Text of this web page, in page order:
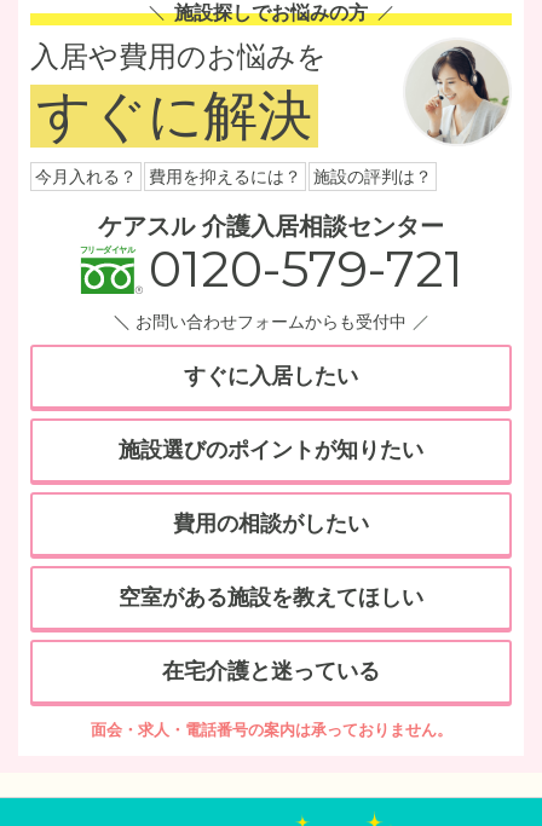
施設探しでお悩みの方
入居や費用のお悩みを
すぐに解決
今月入れる？ 費用を抑えるには？ 施設の評判は？
ケアスル 介護入居相談センター
0120-579-721
お問い合わせフォームからも受付中
すぐに入居したい
施設選びのポイントが知りたい
費用の相談がしたい
空室がある施設を教えてほしい
在宅介護と迷っている
面会・求人・電話番号の案内は承っておりません。